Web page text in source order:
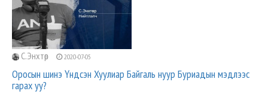
C.Энхтөр 2020-07-05
Оросын шинэ Үндсэн Хуулиар Байгаль нуур Буриадын мэдлээс
гарах уу?